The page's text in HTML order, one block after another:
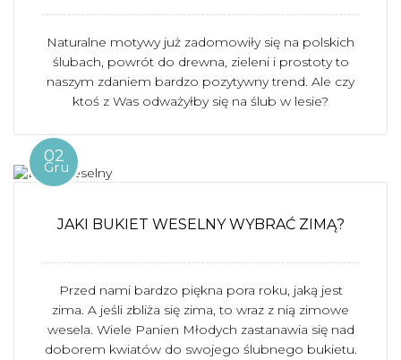
Naturalne motywy już zadomowiły się na polskich
ślubach, powrót do drewna, zieleni i prostoty to
naszym zdaniem bardzo pozytywny trend. Ale czy
ktoś z Was odważyłby się na ślub w lesie?
02
Gru
JAKI BUKIET WESELNY WYBRAĆ ZIMĄ?
Przed nami bardzo piękna pora roku, jaką jest
zima. A jeśli zbliża się zima, to wraz z nią zimowe
wesela. Wiele Panien Młodych zastanawia się nad
doborem kwiatów do swojego ślubnego bukietu.